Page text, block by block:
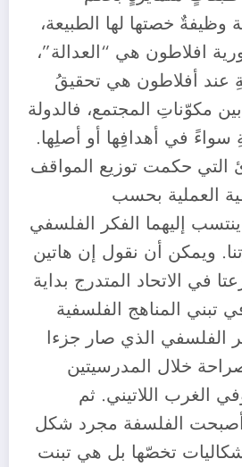
وظيفةٌ خصتها لها الطبيعة،
افلاطون هي “العدالة”،
عند أفلاطون هي تحقيقُ
مكوّناتِ المجتمع، فالدولة
سواءً في أهدافِها أو أصلِها.
التي حكمت توزيع المواقف
العملية بحسب
ينتسب إليهما الفكر الفلسفي
ويمكن أن نقول إن هاتين
في الاتحاد المتدرج بداية
تبني المناهج الفلسفية
الفلسفي الذي صار جزءا
خلال المدرسيتين
الغرب اللاتيني. ثم
أصبحت الفلسفة مجرد شكل
تخصّها بل هي تبنت